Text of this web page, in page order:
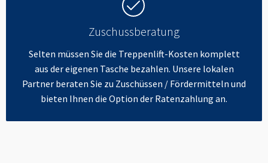
Zuschussberatung
Selten müssen Sie die Treppenlift-Kosten komplett
aus der eigenen Tasche bezahlen. Unsere lokalen
Partner beraten Sie zu Zuschüssen / Fördermitteln und
bieten Ihnen die Option der Ratenzahlung an.